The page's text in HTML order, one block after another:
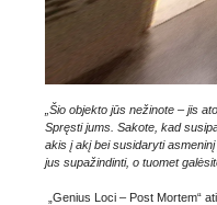
„Šio objekto jūs nežinote – jis
Spręsti jums. Sakote, kad
akis į akį bei susidaryti
jus supažindinti, o tuomet
„Genius Loci – Post Mortem“